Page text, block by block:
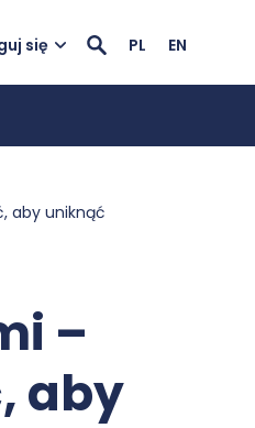
się PL EN
aby uniknąć
–
aby